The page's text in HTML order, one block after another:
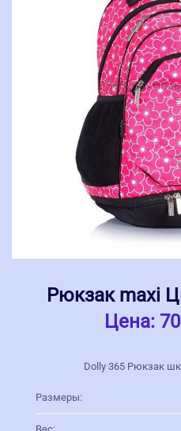
Рюкзак maxi
Цена:
Dolly 365 Рюкзак
Размеры: